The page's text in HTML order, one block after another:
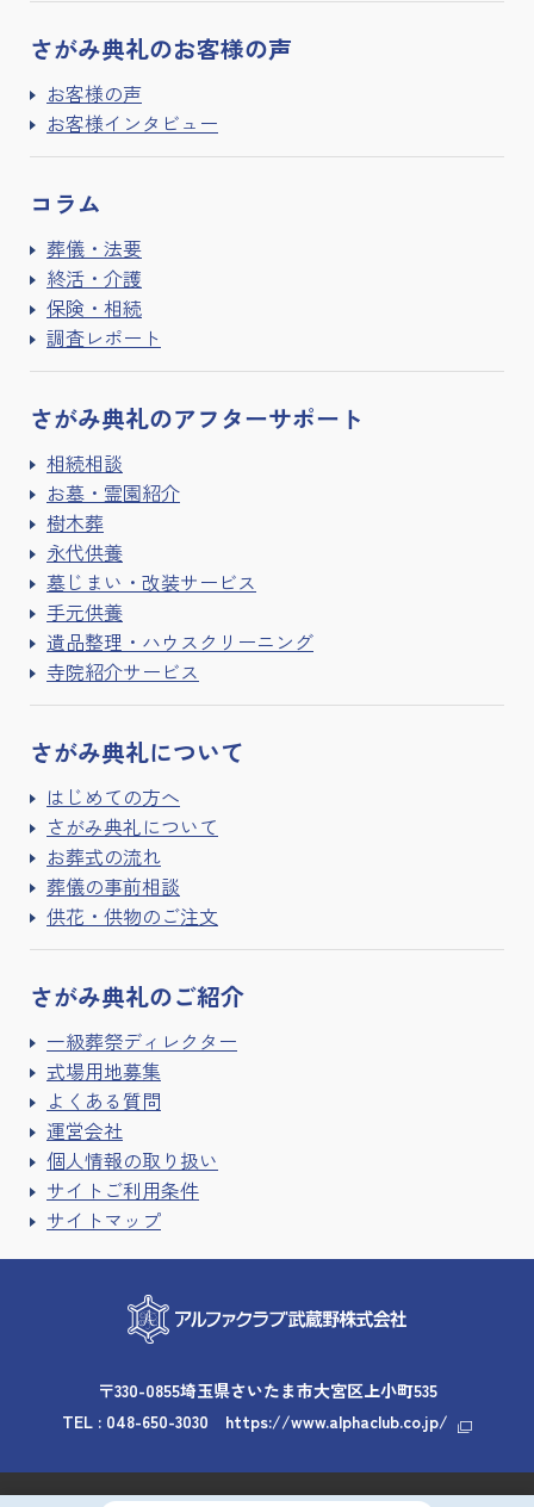
さがみ典礼のお客様の声
お客様の声
お客様インタビュー
コラム
葬儀・法要
終活・介護
保険・相続
調査レポート
さがみ典礼のアフターサポート
相続相談
お墓・霊園紹介
樹木葬
永代供養
墓じまい・改装サービス
手元供養
遺品整理・ハウスクリーニング
寺院紹介サービス
さがみ典礼について
はじめての方へ
さがみ典礼について
お葬式の流れ
葬儀の事前相談
供花・供物のご注文
さがみ典礼のご紹介
一級葬祭ディレクター
式場用地募集
よくある質問
運営会社
個人情報の取り扱い
サイトご利用条件
サイトマップ
〒330-0855埼玉県さいたま市大宮区上小町535
TEL : 048-650-3030 https://www.alphaclub.co.jp/